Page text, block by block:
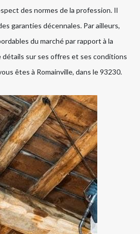
des normes de la profession. Il
garanties décennales. Par ailleurs,
du marché par rapport à la
détails sur ses offres et ses conditions
êtes à Romainville, dans le 93230.